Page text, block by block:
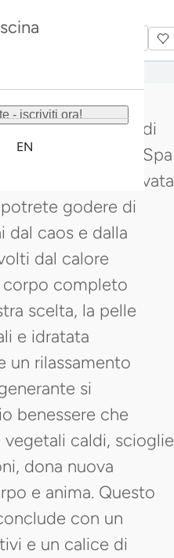
- iscriviti ora!
EN
per tutti i
Deluxe ti regala,
preferita, 3,5 ore di
nostre eleganti Spa
idromassaggio privata
godere di
dal caos e dalla
dal calore
completo
scelta, la pelle
e idratata
un rilassamento
si
benessere che
caldi, scioglie
dona nuova
e anima. Questo
con un
e un calice di